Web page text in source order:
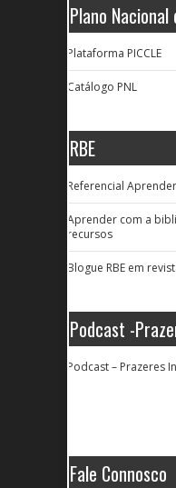
Plano
Plataforma PICCLE
Catálogo PNL
RBE
Referencial
Aprender com a
recursos
Blogue RBE em
Podcast -
Podcast – Prazeres
Fale Connosco